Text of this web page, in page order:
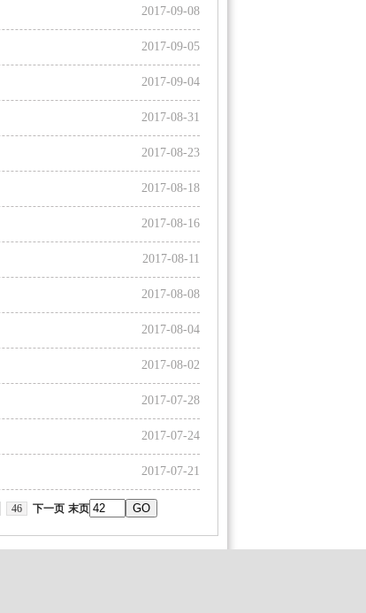
2017-09-08
2017-09-05
2017-09-04
2017-08-31
2017-08-23
2017-08-18
2017-08-16
2017-08-11
2017-08-08
2017-08-04
2017-08-02
2017-07-28
2017-07-24
2017-07-21
46 下一页 末页